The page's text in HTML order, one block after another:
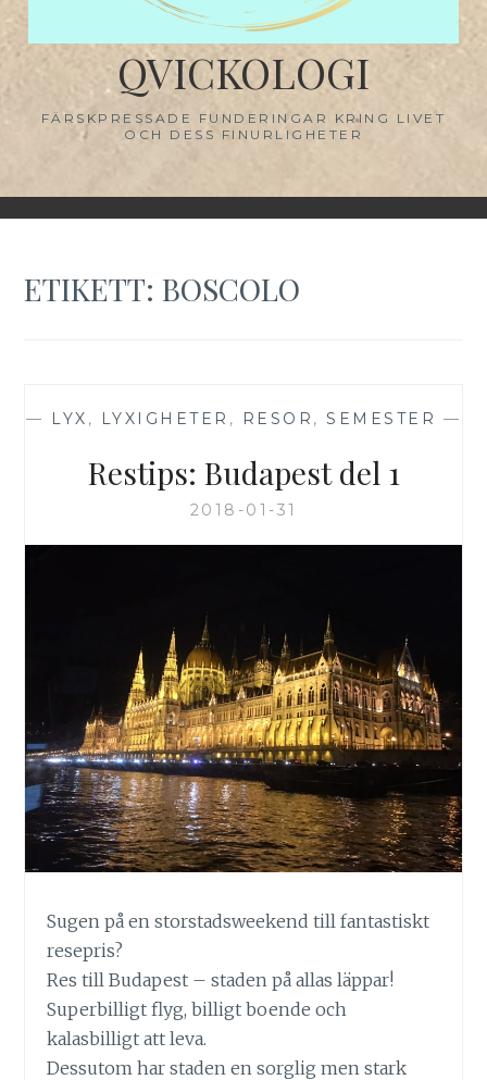
QVICKOLOGI
FÄRSKPRESSADE FUNDERINGAR KRING LIVET
OCH DESS FINURLIGHETER
ETIKETT:BOSCOLO
— LYX , LYXIGHETER , RESOR , SEMESTER —
Restips: Budapest del 1
2018-01-31
Sugen på en storstadsweekend till fantastiskt
resepris?
Res till Budapest – staden på allas läppar!
Superbilligt flyg, billigt boende och
kalasbilligt att leva.
Dessutom har staden en sorglig men stark